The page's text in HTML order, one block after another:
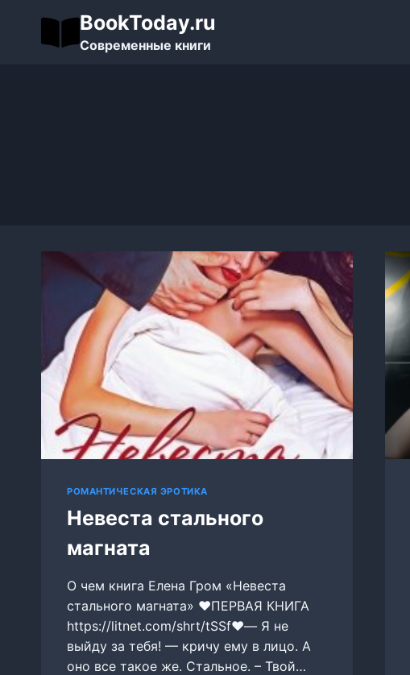
содержимому
BookToday.ru
Современные книги
РОМАНТИЧЕСКАЯ ЭРОТИКА
Невеста стального
магната
О чем книга Елена Гром «Невеста
стального магната» ❤️ПЕРВАЯ КНИГА
https://litnet.com/shrt/tSSf❤️— Я не
выйду за тебя! — кричу ему в лицо. А
оно все такое же. Стальное. – Твой…